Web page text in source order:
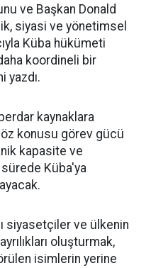
ve Başkan Donald
siyasi ve yönetimsel
Küba hükümeti
koordineli bir
yazdı.
kaynaklara
konusu görev gücü
kapasite ve
sürede Küba'ya
siyasetçiler ve ülkenin
oluşturmak,
isimlerin yerine